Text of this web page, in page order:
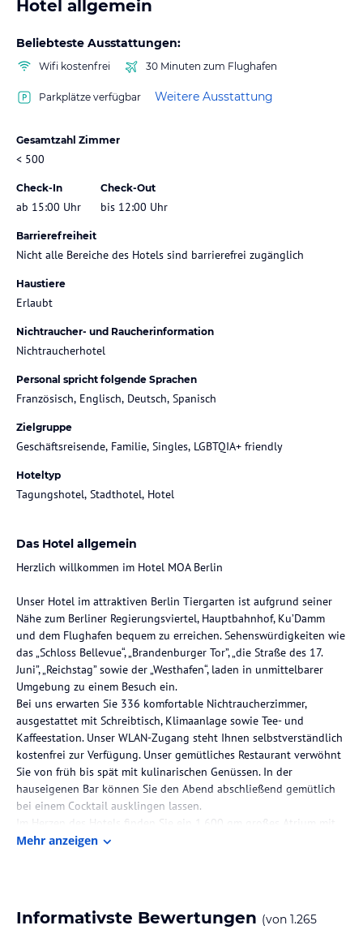
Hotel allgemein
Beliebteste Ausstattungen:
Wifi kostenfrei 30 Minuten zum Flughafen
Parkplätze verfügbar Weitere Ausstattung
Gesamtzahl Zimmer
< 500
Check-In
ab 15:00 Uhr
Check-Out
bis 12:00 Uhr
Barrierefreiheit
Nicht alle Bereiche des Hotels sind barrierefrei zugänglich
Haustiere
Erlaubt
Nichtraucher- und Raucherinformation
Nichtraucherhotel
Personal spricht folgende Sprachen
Französisch, Englisch, Deutsch, Spanisch
Zielgruppe
Geschäftsreisende, Familie, Singles, LGBTQIA+ friendly
Hoteltyp
Tagungshotel, Stadthotel, Hotel
Das Hotel allgemein
Herzlich willkommen im Hotel MOA Berlin
Unser Hotel im attraktiven Berlin Tiergarten ist aufgrund seiner
Nähe zum Berliner Regierungsviertel, Hauptbahnhof, Ku’Damm
und dem Flughafen bequem zu erreichen. Sehenswürdigkeiten wie
das „Schloss Bellevue“, „Brandenburger Tor”, „die Straße des 17.
Juni”, „Reichstag” sowie der „Westhafen“, laden in unmittelbarer
Umgebung zu einem Besuch ein.
Bei uns erwarten Sie 336 komfortable Nichtraucherzimmer,
ausgestattet mit Schreibtisch, Klimaanlage sowie Tee- und
Kaffeestation. Unser WLAN-Zugang steht Ihnen selbstverständlich
kostenfrei zur Verfügung. Unser gemütliches Restaurant verwöhnt
Sie von früh bis spät mit kulinarischen Genüssen. In der
hauseigenen Bar können Sie den Abend abschließend gemütlich
bei einem Cocktail ausklingen lassen.
Im Herzen des Hotels finden Sie ein 1.600 qm großes Atrium mit
Grünflächen.
Business-Suiten, Tagungs- und Veranstaltungsräumen sowie
unsere „Eventfläche“ mit 2.200 m². Auf einer Fläche von insgesamt
Mehr anzeigen
Informativste Bewertungen (von 1.265